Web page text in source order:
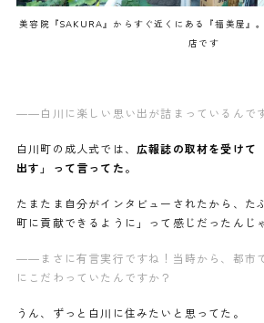
美容院『SAKURA』からすぐ近くにある『福美屋』
店です
——白川に楽しい思い出が詰まっているんです
白川町の成人式では、 広報誌の取材を受けて
出す」って言ってた。
たまたま自分がインタビューされたから、た
町に貢献できるように」って感じだったんじ
——まさに有言実行ですね！当時から、都市
にこだわっていたんですか？
うん、ずっと白川に住みたいと思ってた。